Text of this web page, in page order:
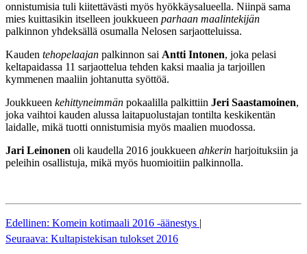
onnistumisia tuli kiitettävästi myös hyökkäysalueella. Niinpä sama
mies kuittasikin itselleen joukkueen parhaan maalintekijän
palkinnon yhdeksällä osumalla Nelosen sarjaotteluissa.
Kauden tehopelaajan palkinnon sai Antti Intonen, joka pelasi
keltapaidassa 11 sarjaottelua tehden kaksi maalia ja tarjoillen
kymmenen maaliin johtanutta syöttöä.
Joukkueen kehittyneimmän pokaalilla palkittiin Jeri Saastamoinen,
joka vaihtoi kauden alussa laitapuolustajan tontilta keskikentän
laidalle, mikä tuotti onnistumisia myös maalien muodossa.
Jari Leinonen oli kaudella 2016 joukkueen ahkerin harjoituksiin ja
peleihin osallistuja, mikä myös huomioitiin palkinnolla.
Edellinen: Komein kotimaali 2016 -äänestys |
Seuraava: Kultapistekisan tulokset 2016